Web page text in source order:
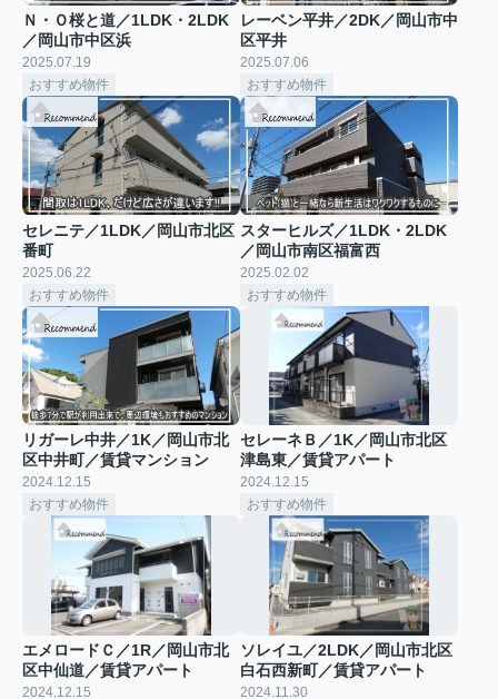
Ｎ・Ｏ桜と道／1LDK・2LDK
／岡山市中区浜
2025.07.19
おすすめ物件
レーベン平井／2DK／岡山市中
区平井
2025.07.06
おすすめ物件
セレニテ／1LDK／岡山市北区
番町
2025.06.22
おすすめ物件
スターヒルズ／1LDK・2LDK
／岡山市南区福富西
2025.02.02
おすすめ物件
リガーレ中井／1K／岡山市北
区中井町／賃貸マンション
2024.12.15
おすすめ物件
セレーネＢ／1K／岡山市北区
津島東／賃貸アパート
2024.12.15
おすすめ物件
エメロードＣ／1R／岡山市北
区中仙道／賃貸アパート
2024.12.15
ソレイユ／2LDK／岡山市北区
白石西新町／賃貸アパート
2024.11.30